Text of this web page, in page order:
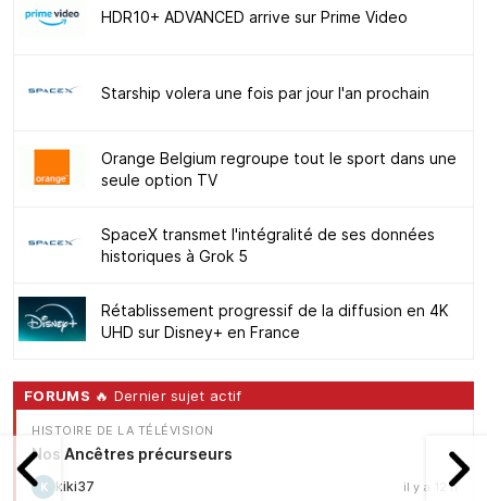
HDR10+ ADVANCED arrive sur Prime Video
Starship volera une fois par jour l'an prochain
Orange Belgium regroupe tout le sport dans une
seule option TV
SpaceX transmet l'intégralité de ses données
historiques à Grok 5
Rétablissement progressif de la diffusion en 4K
UHD sur Disney+ en France
FORUMS 🔥 Dernier sujet actif
HISTOIRE DE LA TÉLÉVISION
Nos Ancêtres précurseurs
K kiki37 il y a 12 h